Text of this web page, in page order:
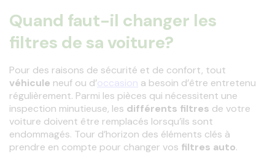
Quand faut-il changer les
filtres de sa voiture?
Pour des raisons de sécurité et de confort, tout
véhicule neuf ou d’occasion a besoin d’être entretenu
régulièrement. Parmi les pièces qui nécessitent une
inspection minutieuse, les différents filtres de votre
voiture doivent être remplacés lorsqu’ils sont
endommagés. Tour d’horizon des éléments clés à
prendre en compte pour changer vos filtres auto.